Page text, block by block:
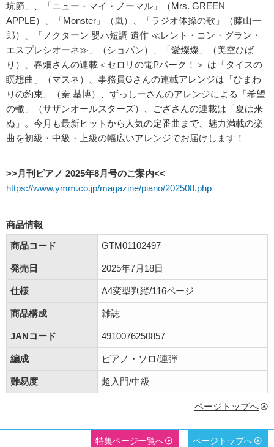
坑節」、「ニュー・マイ・ノーマル」（Mrs. GREEN
APPLE）、「Monster」（嵐）、「ラジオ体操の歌」（藤山一
郎）、「ノクターン 嬰ハ短調 遺作 ≪レント・コン・グラン・
エスプレシオーネ≫」（ショパン）、「愛燦燦」（美空ひば
り）、春畑さんの連載＜セロリの電Pパーク！＞ は「タイスの
瞑想曲」（マスネ）、事務員Gさんの連載アレンジは「ひまわ
りの約束」（秦 基博）、ずっしーさんのアレンジによる「希望
の轍」（サザンオールスターズ）、ござさんの連載は「夏は来
ぬ」。今月も最新ヒットから人気の定番曲まで、魅力満載の楽
曲を初級・中級・上級の幅広いアレンジでお届けします！
>>月刊ピアノ 2025年8月号のご案内<<
https://www.ymm.co.jp/magazine/piano/202508.php
商品情報
商品コード
GTM01102497
発売日 2025年7月18日
仕様 A4変型判縦/116ページ
商品構成 雑誌
JANコード 4910076250857
編成 ピアノ・ソロ/連弾
難易度 超入門/中級
ページトップへ
特集ページ一覧へ ページトップへ